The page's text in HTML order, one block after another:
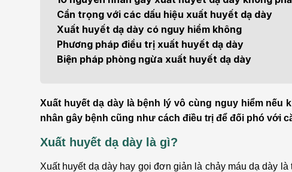
Bệnh
Thẩm mỹ
Tiêu hóa - Gan - Mật
Cấp cứu - Hồi sức tích
Ung bướu
chức
Cẩn trọng với các dấu hiệu xuất huyết dạ dày
Xuất huyết dạ dày có nguy hiểm không
Phương pháp điều trị xuất huyết dạ dày
Biện pháp phòng ngừa xuất huyết dạ dày
Xuất huyết dạ dày là bệnh lý vô cùng nguy hiểm
nhân gây bệnh cũng như cách điều trị để đối phó với
Xuất huyết dạ dày là gì?
Xuất huyết dạ dày hay gọi đơn giản là chảy máu dạ dày